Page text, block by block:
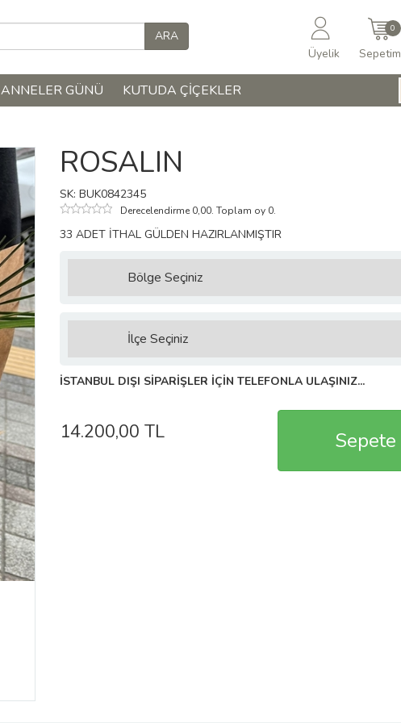
Üyelik
0
Sepetim
ANNELER GÜNÜ KUTUDA ÇIÇEKLER
ROSALIN
SK: BUK0842345
Derecelendirme 0,00. Toplam oy 0.
33 ADET İTHAL GÜLDEN HAZIRLANMIŞTIR
İSTANBUL DIŞI SİPARİŞLER İÇİN TELEFONLA ULAŞINIZ...
14.200,00 TL